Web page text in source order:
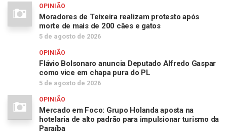
OPINIÃO
Moradores de Teixeira realizam protesto após
morte de mais de 200 cães e gatos
5 de agosto de 2026
OPINIÃO
Flávio Bolsonaro anuncia Deputado Alfredo Gaspar
como vice em chapa pura do PL
5 de agosto de 2026
OPINIÃO
Mercado em Foco: Grupo Holanda aposta na
hotelaria de alto padrão para impulsionar turismo da
Paraíba